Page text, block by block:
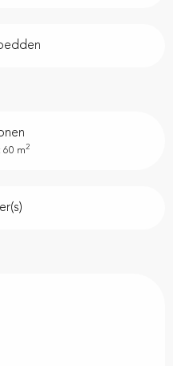
m 2